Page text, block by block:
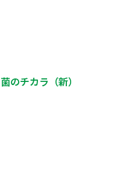
菌のチカラ（新）